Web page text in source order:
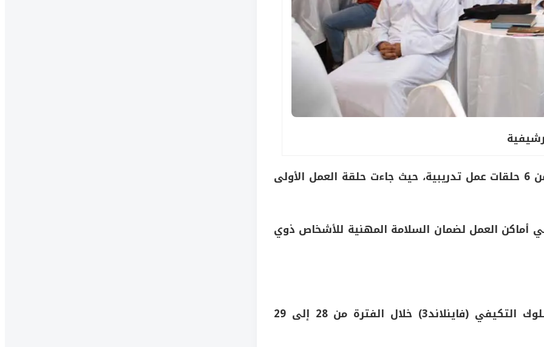
وينفذ هذا البرنامج بداية كل عام تأهيلي ويتضمن 6 حلقات عمل تدريبية، حيث جاءت حلقة العمل الأولى
أماكن العمل لضمان السلامة المهنية للأشخاص ذوي
برنامجًا تدريبيًّا حول كيفية تطبيق مقياس السلوك التكيفي (فاينلاند3) خلال الفترة من 28 إلى 29